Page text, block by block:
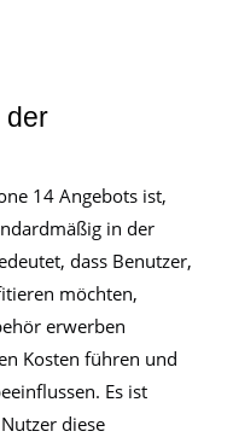
der
14 Angebots ist,
in der
dass Benutzer,
möchten,
erwerben
Kosten führen und
Es ist
diese